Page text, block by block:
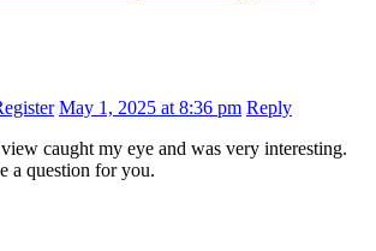
May 1, 2025 at 8:36 pm Reply
caught my eye and was very interesting.
a question for you.